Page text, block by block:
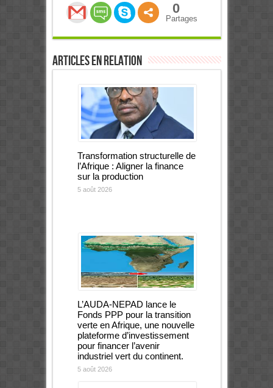
0
Partages
Articles en relation
Transformation structurelle de
l’Afrique : Aligner la finance
sur la production
5 août 2026
L’AUDA-NEPAD lance le
Fonds PPP pour la transition
verte en Afrique, une nouvelle
plateforme d’investissement
pour financer l’avenir
industriel vert du continent.
5 août 2026